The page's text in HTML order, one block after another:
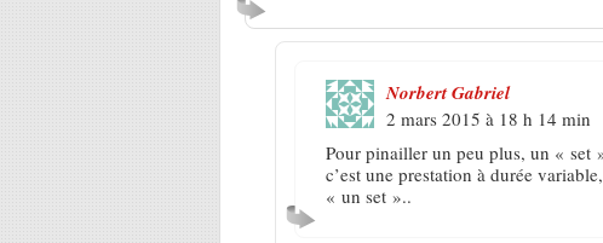
Norbert Gabriel
2 mars 2015 à 18 h 14 min
Pour pinailler un peu plus, un « set
c’est une prestation à durée
« un set »..